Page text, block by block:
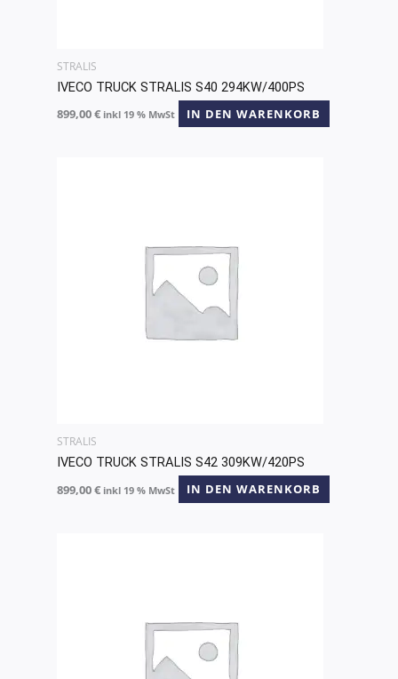
STRALIS
IVECO TRUCK STRALIS S40 294KW/400PS
899,00€ inkl 19 % MwSt IN DEN WARENKORB
STRALIS
IVECO TRUCK STRALIS S42 309KW/420PS
899,00€ inkl 19 % MwSt IN DEN WARENKORB